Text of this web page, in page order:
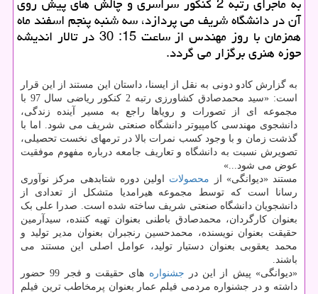
آن در دانشگاه شریف می پردازد، سه شنبه پنجم اسفند ماه
همزمان با روز مهندس از ساعت 15: 30 در تالار اندیشه
حوزه هنری برگزار می گردد.
به گزارش کادو دونی به نقل از ایسنا، داستان این مستند از این قرار
است: «سید محمدصادق کشاورزی رتبه 2 کنکور ریاضی سال 97 با
مجموعه ای از تصورات و رویاها راجع به مسیر آینده زندگی،
دانشجوی مهندسی کامپیوتر دانشگاه صنعتی شریف می شود. اما با
گذشت زمان و با وجود کسب نمرات بالا در ترمهای نخست تحصیلی،
تصویرش نسبت به دانشگاه و تعاریف جامعه درباره مفهوم موفقیت
عوض می شود...»
مستند «دیوانگی» از محصولات اولین دوره شتابدهی مرکز نوآوری
رسانا است که توسط مجموعه هیرامدیا متشکل از تعدادی از
دانشجویان دانشگاه صنعتی شریف ساخته شده است. صدرا علی بک
بعنوان کارگردان، محمدصادق باطنی بعنوان تهیه کننده، سیدآرمین
حقیقت بعنوان نویسنده، محمدحسین رنجبران بعنوان مدیر تولید و
محمد یعقوبی بعنوان دستیار تولید، عوامل اصلی این مستند می
باشند.
«دیوانگی» پیش از این در جشنواره
های حقیقت و فجر 99 حضور
داشته و در جشنواره مردمی فیلم عمار بعنوان پرمخاطب ترین فیلم